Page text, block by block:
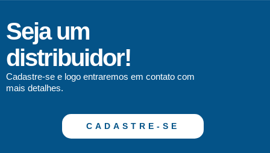
Seja um
distribuidor!
Cadastre-se e logo entraremos em contato com
mais detalhes.
CADASTRE-SE